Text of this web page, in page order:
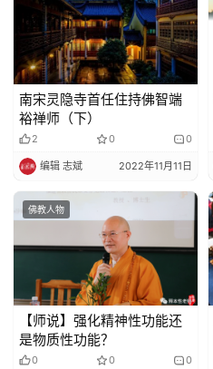
南宋灵隐寺首任住持佛智端
裕禅师（下）
2 0 0
编辑 志斌 2022年11月11日
佛教人物
【师说】强化精神性功能还
是物质性功能？
0 0 0